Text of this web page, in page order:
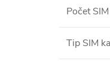
Počet
Tip SIM